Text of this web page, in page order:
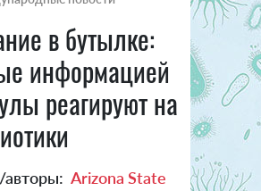
в бутылке:
информацией
реагируют на
Arizona State